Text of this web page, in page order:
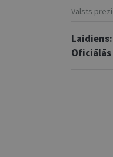
Valsts
Laidiens: